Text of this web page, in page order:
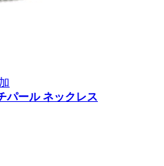
パール ネックレス